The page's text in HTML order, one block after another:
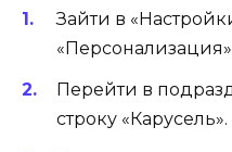
Зайти в
Перейти в
строку «Карусель».